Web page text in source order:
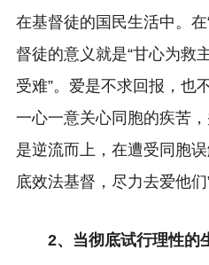
在基督徒的国民生活中。
督徒的意义就是“甘心为救
受难”。爱是不求回报，也
一心一意关心同胞的疾苦
是逆流而上，在遭受同胞
底效法基督，尽力去爱他们”
2、当彻底试行理性的